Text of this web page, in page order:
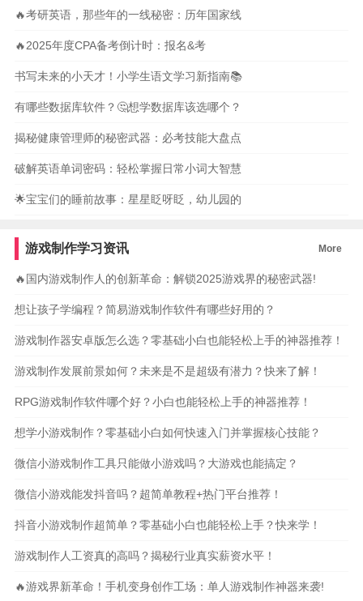
🔥考研英语，那些年的一线秘密：历年国家线
🔥2025年度CPA备考倒计时：报名&考
书写未来的小天才！小学生语文学习新指南📚
有哪些数据库软件？🤔想学数据库该选哪个？
揭秘健康管理师的秘密武器：必考技能大盘点
破解英语单词密码：轻松掌握日常小词大智慧
🌟宝宝们的睡前故事：星星眨呀眨，幼儿园的
游戏制作学习资讯 More
🔥国内游戏制作人的创新革命：解锁2025游戏界的秘密武器!
想让孩子学编程？简易游戏制作软件有哪些好用的？
游戏制作器安卓版怎么选？零基础小白也能轻松上手的神器推荐！
游戏制作发展前景如何？未来是不是超级有潜力？快来了解！
RPG游戏制作软件哪个好？小白也能轻松上手的神器推荐！
想学小游戏制作？零基础小白如何快速入门并掌握核心技能？
微信小游戏制作工具只能做小游戏吗？大游戏也能搞定？
微信小游戏能发抖音吗？超简单教程+热门平台推荐！
抖音小游戏制作超简单？零基础小白也能轻松上手？快来学！
游戏制作人工资真的高吗？揭秘行业真实薪资水平！
🔥游戏界新革命！手机变身创作工场：单人游戏制作神器来袭!